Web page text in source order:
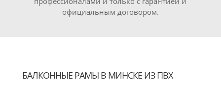
официальным договором.
БАЛКОННЫЕ РАМЫ В МИНСКЕ ИЗ ПВХ